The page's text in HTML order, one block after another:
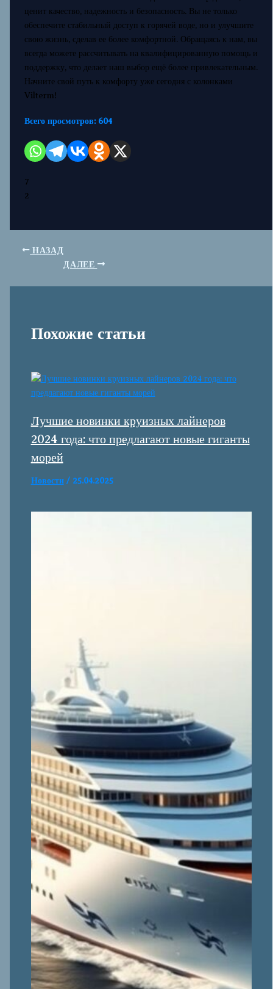
ценит качество, надежность и безопасность. Вы не только
обеспечите стабильный доступ к горячей воде, но и улучшите
свою жизнь, сделав ее более комфортной. Обращаясь к нам, вы
всегда можете рассчитывать на квалифицированную помощь и
поддержку, что делает наш выбор ещё более привлекательным.
Начните свой путь к комфорту уже сегодня с колонками
Vilterm!
Всего просмотров: 604
7
2
НАЗАД
ДАЛЕЕ
Похожие статьи
Лучшие новинки круизных лайнеров
2024 года: что предлагают новые гиганты
морей
Новости/ 25.04.2025